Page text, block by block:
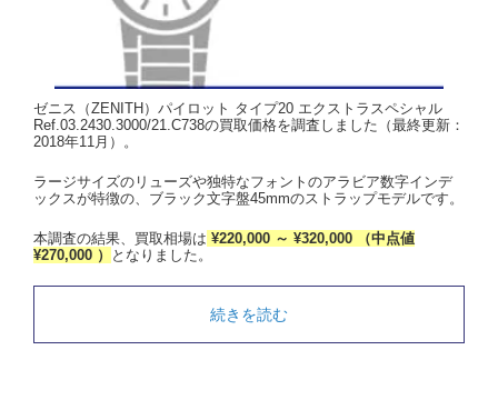
ゼニス（ZENITH）パイロット タイプ20 エクストラスペシャル
Ref.03.2430.3000/21.C738の買取価格を調査しました（最終更新：
2018年11月）。
ラージサイズのリューズや独特なフォントのアラビア数字インデ
ックスが特徴の、ブラック文字盤45mmのストラップモデルです。
本調査の結果、買取相場は ¥220,000 ～ ¥320,000 （中点値
¥270,000 ）
となりました。
続きを読む